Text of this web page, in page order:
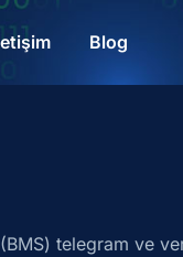
Blog
telegram ve